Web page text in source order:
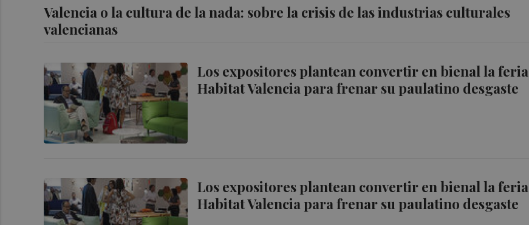
Valencia o la cultura de la nada: sobre la crisis de las industrias culturales
valencianas
Los expositores plantean convertir en bienal la feria
Habitat Valencia para frenar su paulatino desgaste
Los expositores plantean convertir en bienal la feria
Habitat Valencia para frenar su paulatino desgaste